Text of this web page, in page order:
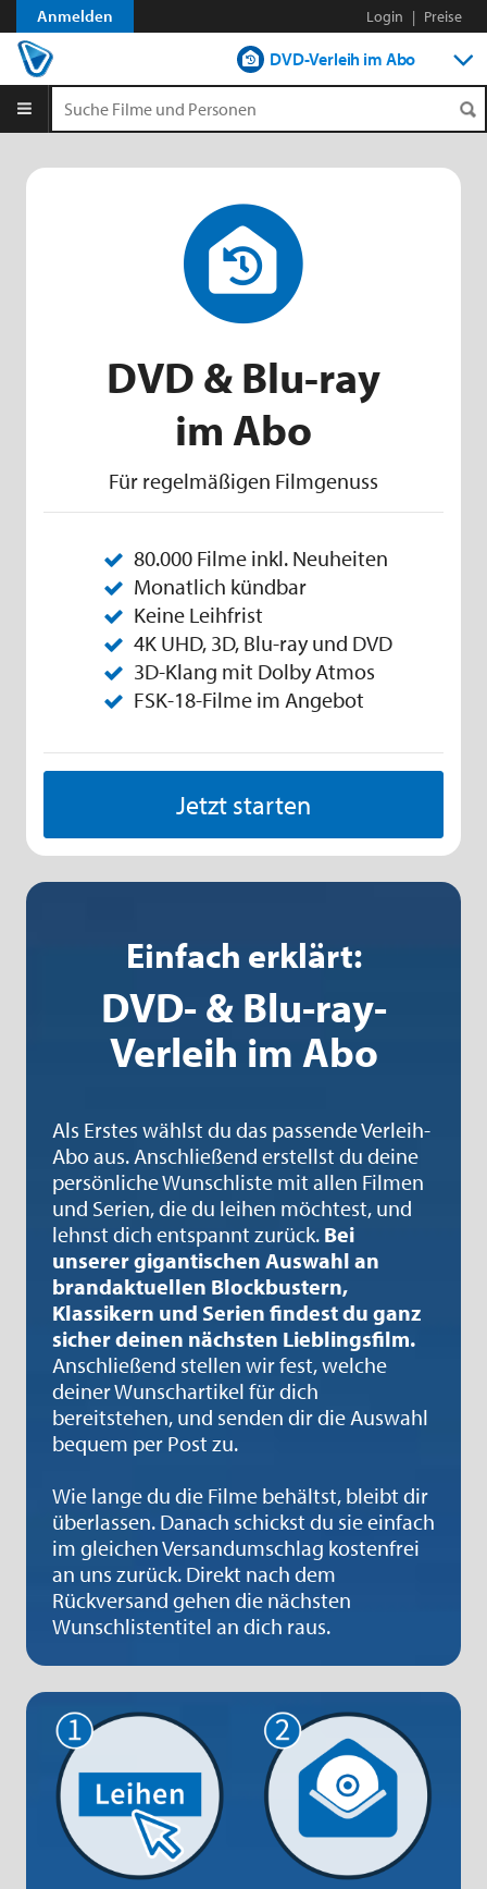
Anmelden Login | Preise
DVD-Verleih im Abo
Shop
DVD & Blu-ray
im Abo
Für regelmäßigen Filmgenuss
80.000 Filme inkl. Neuheiten
Monatlich kündbar
Keine Leihfrist
4K UHD, 3D, Blu-ray und DVD
3D-Klang mit Dolby Atmos
FSK-18-Filme im Angebot
Jetzt starten
Einfach erklärt:
DVD- & Blu-ray-
Verleih im Abo
Als Erstes wählst du das passende Verleih-
Abo aus. Anschließend erstellst du deine
persönliche Wunschliste mit allen Filmen
und Serien, die du leihen möchtest, und
lehnst dich entspannt zurück. Bei
unserer gigantischen Auswahl an
brandaktuellen Blockbustern,
Klassikern und Serien findest du ganz
sicher deinen nächsten Lieblingsfilm.
Anschließend stellen wir fest, welche
deiner Wunschartikel für dich
bereitstehen, und senden dir die Auswahl
bequem per Post zu.
Wie lange du die Filme behältst, bleibt dir
überlassen. Danach schickst du sie einfach
im gleichen Versandumschlag kostenfrei
an uns zurück. Direkt nach dem
Rückversand gehen die nächsten
Wunschlistentitel an dich raus.